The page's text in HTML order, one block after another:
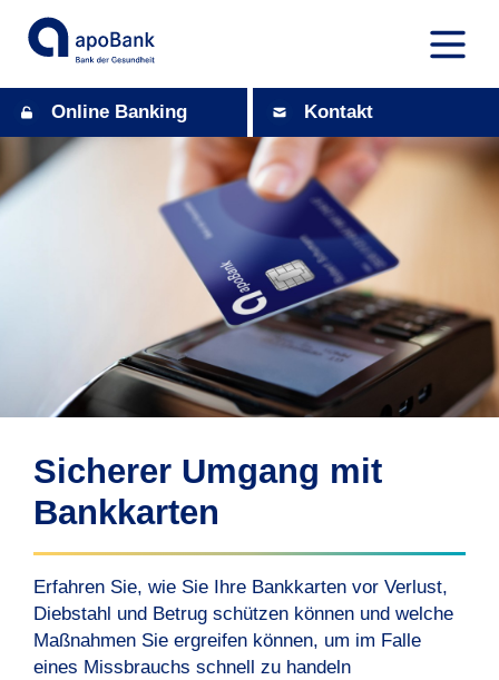
Online Banking Kontakt
Sicherer Umgang mit
Bankkarten
Erfahren Sie, wie Sie Ihre Bankkarten vor Verlust,
Diebstahl und Betrug schützen können und welche
Maßnahmen Sie ergreifen können, um im Falle
eines Missbrauchs schnell zu handeln